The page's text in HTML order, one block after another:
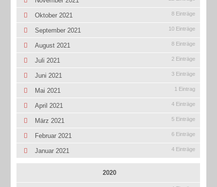
Oktober 2021 8 Einträge
September 2021 10 Einträge
August 2021 8 Einträge
Juli 2021 2 Einträge
Juni 2021 3 Einträge
Mai 2021 1 Eintrag
April 2021 4 Einträge
März 2021 5 Einträge
Februar 2021 6 Einträge
Januar 2021 4 Einträge
2020